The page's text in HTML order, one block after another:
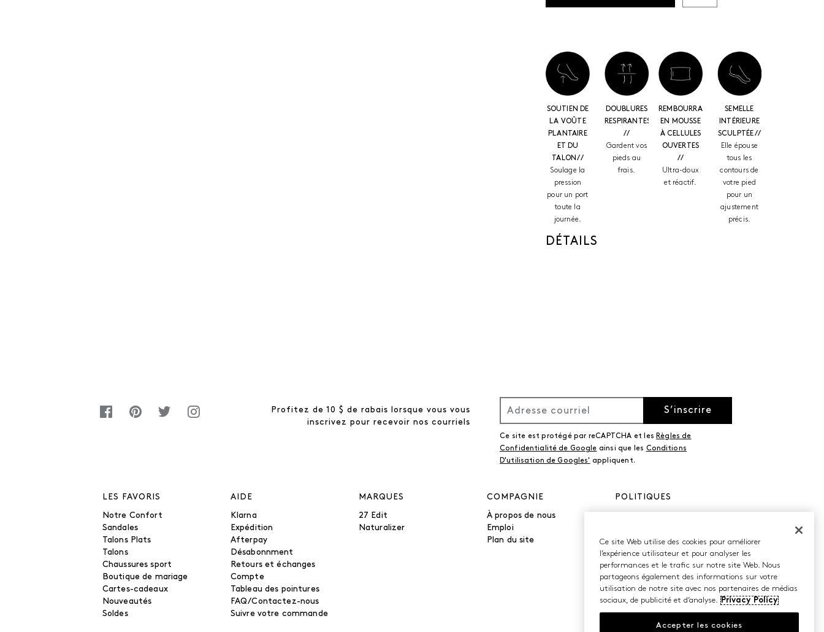
SOUTIEN DE
LA VOÛTE
PLANTAIRE
ET DU
TALON //
Soulage la
pression
pour un port
toute la
journée.
DOUBLURES
RESPIRANTES
//
Gardent vos
pieds au
frais.
REMBOURRAGE
EN MOUSSE
À CELLULES
OUVERTES
//
Ultra-doux
et réactif.
SEMELLE
INTÉRIEURE
SCULPTÉE //
Elle épouse
tous les
contours de
votre pied
pour un
ajustement
précis.
DÉTAILS
Profitez de 10 $ de rabais lorsque vous vous
inscrivez pour recevoir nos courriels
S’inscrire
Ce site est protégé par reCAPTCHA et les Règles de
Confidentialité de Google ainsi que les Conditions
D'utilisation de Googles' appliquent.
LES FAVORIS
Notre Confort
Sandales
Talons Plats
Talons
Chaussures sport
Boutique de mariage
Cartes-cadeaux
Nouveautés
Soldes
AIDE
Klarna
Expédition
Afterpay
Désabonnment
Retours et échanges
Compte
Tableau des pointures
FAQ/Contactez-nous
Suivre votre commande
MARQUES
27 Edit
Naturalizer
COMPAGNIE
À propos de nous
Emploi
Plan du site
POLITIQUES
Conditions d’utilisation
Accessibilité
Ce site Web utilise des cookies pour améliorer
l’expérience utilisateur et pour analyser les
performances et le trafic sur notre site Web. Nous
partageons également des informations sur votre
utilisation de notre site avec nos partenaires de médias
sociaux, de publicité et d’analyse.
Privacy Policy
Accepter les cookies